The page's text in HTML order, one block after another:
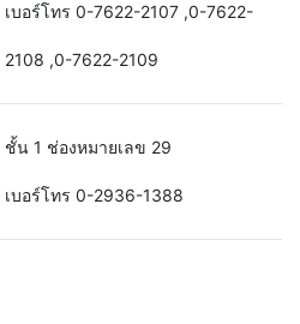
เบอร์โทร 0-7622-2107 ,0-7622-
2108 ,0-7622-2109
ชั้น 1 ช่องหมายเลข 29
เบอร์โทร 0-2936-1388